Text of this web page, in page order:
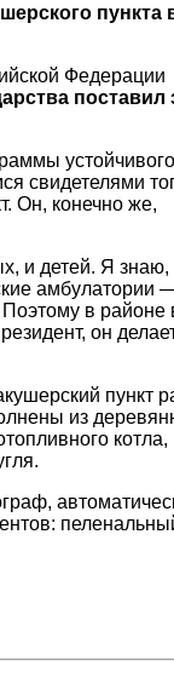
пункта
Федерации
поставил
устойчивого
свидетелями
Он, конечно же,
и детей. Я знаю,
амбулатории
в районе
он
пункт
из